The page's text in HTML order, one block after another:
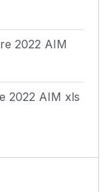
2022 AIM
2022 AIM xls